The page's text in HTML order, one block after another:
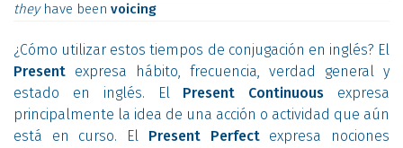
they have been voicing
¿Cómo utilizar estos tiempos de conjugación en inglés? El
Present expresa hábito, frecuencia, verdad general y
estado en inglés. El Present Continuous expresa
principalmente la idea de una acción o actividad que aún
está en curso. El Present Perfectexpresa nociones